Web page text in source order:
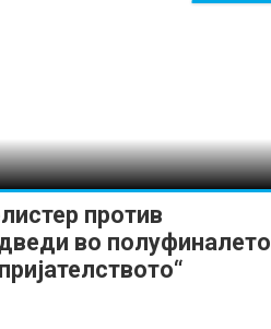
против
во полуфиналето